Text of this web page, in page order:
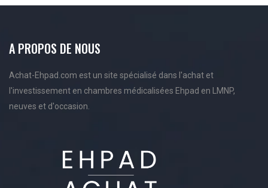
A PROPOS DE NOUS
Achat-Ehpad.com est un site spécialisé dans l'achat et
l'investissement en chambres médicalisées Ehpad en LMNP,
neuves et d'occasion.